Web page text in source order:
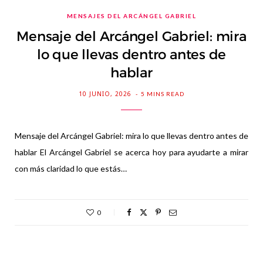
MENSAJES DEL ARCÁNGEL GABRIEL
Mensaje del Arcángel Gabriel: mira
lo que llevas dentro antes de
hablar
10 JUNIO, 2026 5 MINS READ
Mensaje del Arcángel Gabriel: mira lo que llevas dentro antes de
hablar El Arcángel Gabriel se acerca hoy para ayudarte a mirar
con más claridad lo que estás…
0